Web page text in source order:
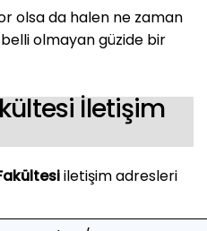
olsa da halen ne zaman
olmayan güzide bir
İletişim
iletişim adresleri